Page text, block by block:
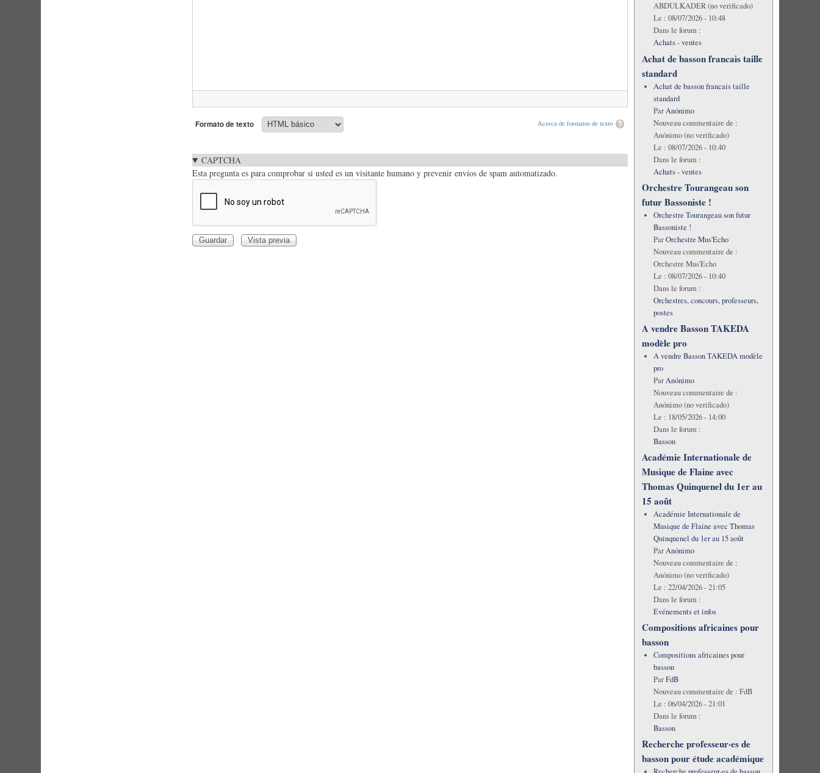
Acerca de formatos de texto
Formato de texto
CAPTCHA
Esta pregunta es para comprobar si usted es un visitante humano y prevenir envíos de spam automatizado.
ABDULKADER (no verificado)
Le : 08/07/2026 - 10:48
Dans le forum :
Achats - ventes
Achat de basson francais taille
standard
Achat de basson francais taille
standard
ParAnónimo
Nouveau commentaire de :
Anónimo (no verificado)
Le : 08/07/2026 - 10:40
Dans le forum :
Achats - ventes
Orchestre Tourangeau son
futur Bassoniste !
Orchestre Tourangeau son futur
Bassoniste !
ParOrchestre Mus'Echo
Nouveau commentaire de :
Orchestre Mus'Echo
Le : 08/07/2026 - 10:40
Dans le forum :
Orchestres, concours, professeurs,
postes
A vendre Basson TAKEDA
modèle pro
A vendre Basson TAKEDA modèle
pro
ParAnónimo
Nouveau commentaire de :
Anónimo (no verificado)
Le : 18/05/2026 - 14:00
Dans le forum :
Basson
Académie Internationale de
Musique de Flaine avec
Thomas Quinquenel du 1er au
15 août
Académie Internationale de
Musique de Flaine avec Thomas
Quinquenel du 1er au 15 août
ParAnónimo
Nouveau commentaire de :
Anónimo (no verificado)
Le : 22/04/2026 - 21:05
Dans le forum :
Evénements et infos
Compositions africaines pour
basson
Compositions africaines pour
basson
ParFdB
Nouveau commentaire de : FdB
Le : 06/04/2026 - 21:01
Dans le forum :
Basson
Recherche professeur·es de
basson pour étude académique